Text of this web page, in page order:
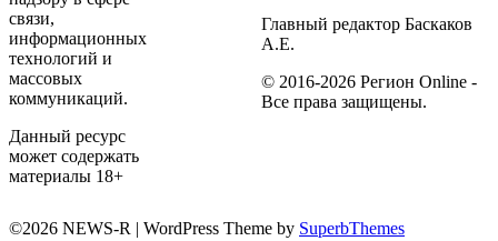
связи,
информационных
технологий и
массовых
коммуникаций.
Данный ресурс
может содержать
материалы 18+
Главный редактор Баскаков
А.Е.
© 2016-2026 Регион Online -
Все права защищены.
©2026 NEWS-R | WordPress Theme by SuperbThemes